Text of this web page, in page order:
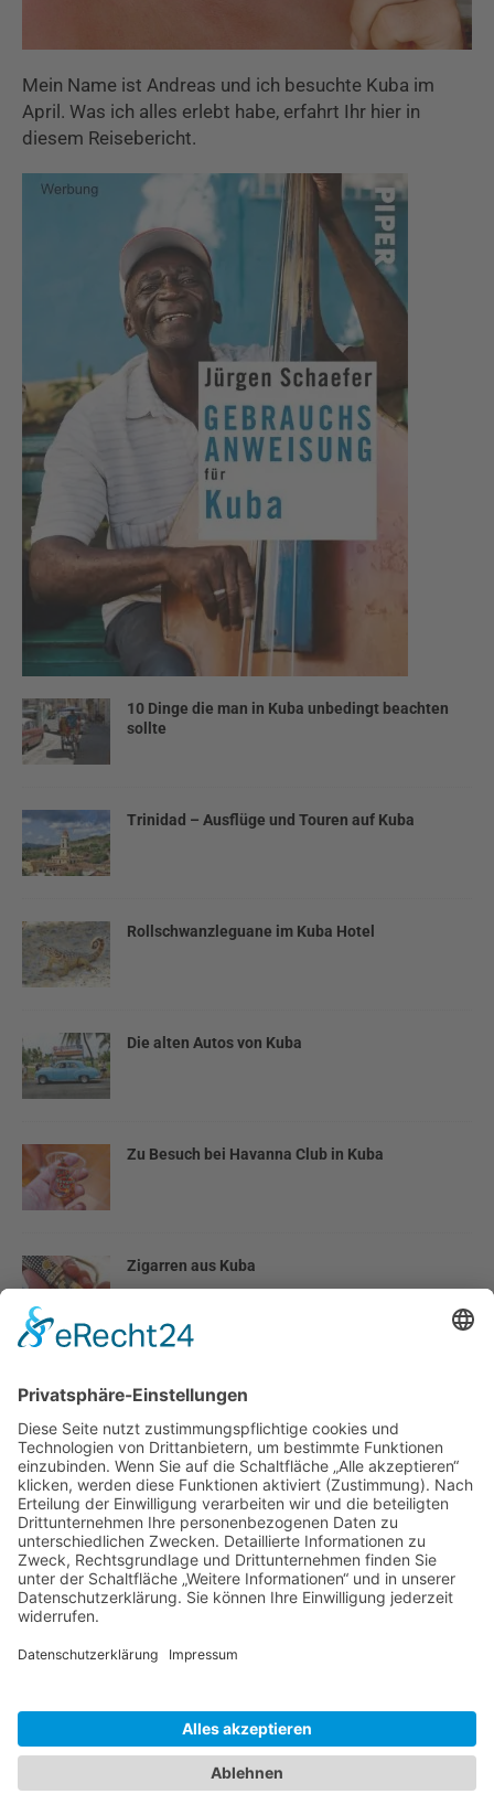
Mein Name ist Andreas und ich besuchte Kuba im
April. Was ich alles erlebt habe, erfahrt Ihr hier in
diesem Reisebericht.
10 Dinge die man in Kuba unbedingt beachten
sollte
Trinidad – Ausflüge und Touren auf Kuba
Rollschwanzleguane im Kuba Hotel
Die alten Autos von Kuba
Zu Besuch bei Havanna Club in Kuba
Zigarren aus Kuba
Erschreckende Fakten zum sozialistischen Kuba
Legendäre Hemingway Stammkneipe El Floridita
Kuba Ausflüge online buchen